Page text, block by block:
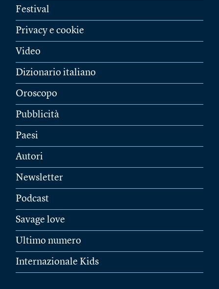
Festival
Privacy e cookie
Video
Dizionario italiano
Oroscopo
Pubblicità
Paesi
Autori
Newsletter
Podcast
Savage love
Ultimo numero
Internazionale Kids